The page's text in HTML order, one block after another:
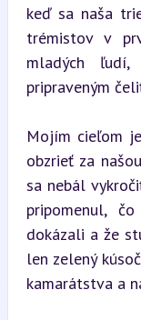
keď sa naša
trémistov v
mladých ľudí,
pripraveným
Mojím cieľom
obzrieť za
sa nebál
pripomenul,
dokázali a že
len zelený
kamarátstva a